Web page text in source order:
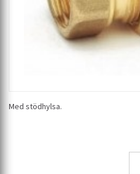
Med stödhylsa.